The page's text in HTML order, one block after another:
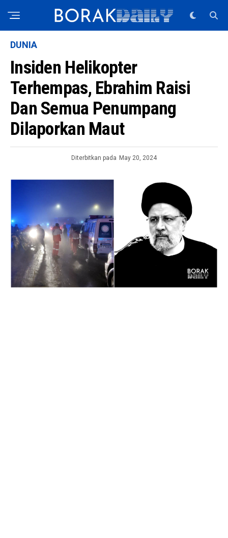
DUNIA
Insiden Helikopter
Terhempas, Ebrahim Raisi
Dan Semua Penumpang
Dilaporkan Maut
Diterbitkan pada May 20, 2024